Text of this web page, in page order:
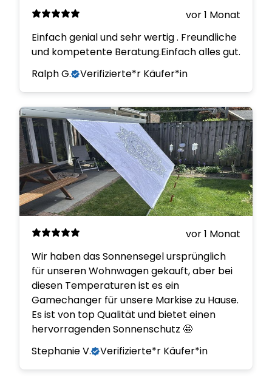
vor 1 Monat
Einfach genial und sehr wertig . Freundliche
und kompetente Beratung.Einfach alles gut.
Ralph G.
Verifizierte*r Käufer*in
vor 1 Monat
Wir haben das Sonnensegel ursprünglich
für unseren Wohnwagen gekauft, aber bei
diesen Temperaturen ist es ein
Gamechanger für unsere Markise zu Hause.
Es ist von top Qualität und bietet einen
hervorragenden Sonnenschutz 🤩
Stephanie V.
Verifizierte*r Käufer*in